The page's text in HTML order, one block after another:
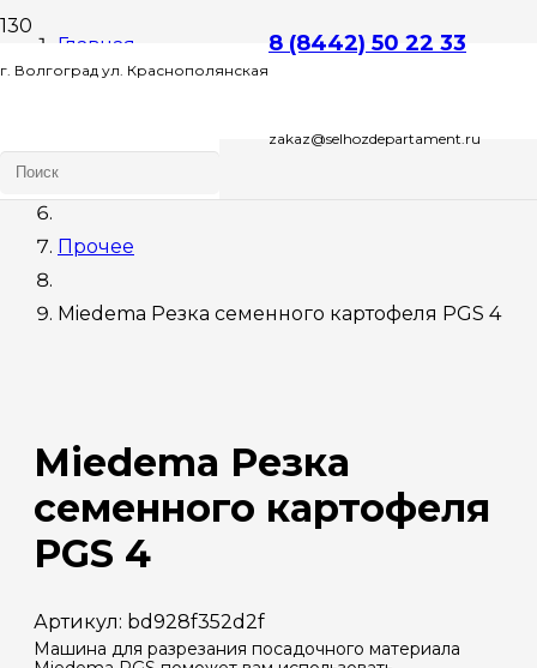
г. Волгоград ул. Краснополянская
д. 72 Л , этаж 2 офис 1
8 (8442) 50 22 33
zakaz@selhozdepartament.ru
Главная
Для склада
Прочее
Miedema Резка семенного картофеля PGS 4
Miedema Резка
семенного картофеля
PGS 4
Артикул: bd928f352d2f
Машина для разрезания посадочного материала